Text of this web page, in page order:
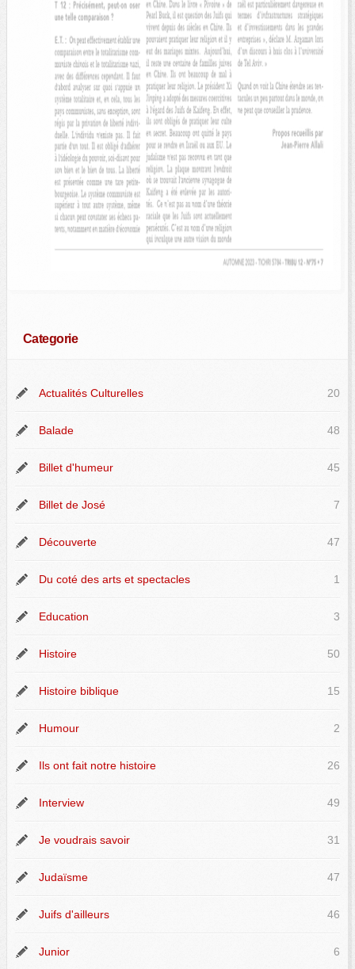
Categorie
Actualités Culturelles 20
Balade 48
Billet d'humeur 45
Billet de José 7
Découverte 47
Du coté des arts et spectacles 1
Education 3
Histoire 50
Histoire biblique 15
Humour 2
Ils ont fait notre histoire 26
Interview 49
Je voudrais savoir 31
Judaïsme 47
Juifs d'ailleurs 46
Junior 6